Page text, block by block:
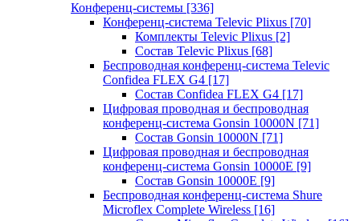
Конференц-системы [336]
Конференц-система Televic Plixus [70]
Комплекты Televic Plixus [2]
Состав Televic Plixus [68]
Беспроводная конференц-система Televic
Confidea FLEX G4 [17]
Состав Confidea FLEX G4 [17]
Цифровая проводная и беспроводная
конференц-система Gonsin 10000N [71]
Состав Gonsin 10000N [71]
Цифровая проводная и беспроводная
конференц-система Gonsin 10000E [9]
Состав Gonsin 10000E [9]
Беспроводная конференц-система Shure
Microflex Complete Wireless [16]